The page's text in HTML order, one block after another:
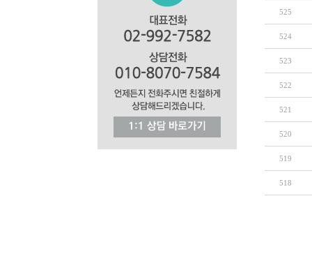
525
524
523
522
521
520
519
518